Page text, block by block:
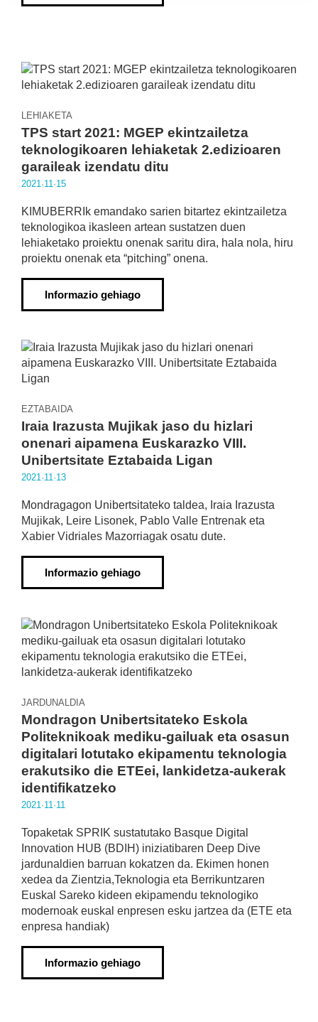
LEHIAKETA
TPS start 2021: MGEP ekintzailetza
teknologikoaren lehiaketak 2.edizioaren
garaileak izendatu ditu
2021·11·15
KIMUBERRIk emandako sarien bitartez ekintzailetza
teknologikoa ikasleen artean sustatzen duen
lehiaketako proiektu onenak saritu dira, hala nola, hiru
proiektu onenak eta “pitching” onena.
Informazio gehiago
EZTABAIDA
Iraia Irazusta Mujikak jaso du hizlari
onenari aipamena Euskarazko VIII.
Unibertsitate Eztabaida Ligan
2021·11·13
Mondragagon Unibertsitateko taldea, Iraia Irazusta
Mujikak, Leire Lisonek, Pablo Valle Entrenak eta
Xabier Vidriales Mazorriagak osatu dute.
Informazio gehiago
JARDUNALDIA
Mondragon Unibertsitateko Eskola
Politeknikoak mediku-gailuak eta osasun
digitalari lotutako ekipamentu teknologia
erakutsiko die ETEei, lankidetza-aukerak
identifikatzeko
2021·11·11
Topaketak SPRIK sustatutako Basque Digital
Innovation HUB (BDIH) iniziatibaren Deep Dive
jardunaldien barruan kokatzen da. Ekimen honen
xedea da Zientzia,Teknologia eta Berrikuntzaren
Euskal Sareko kideen ekipamendu teknologiko
modernoak euskal enpresen esku jartzea da (ETE eta
enpresa handiak)
Informazio gehiago